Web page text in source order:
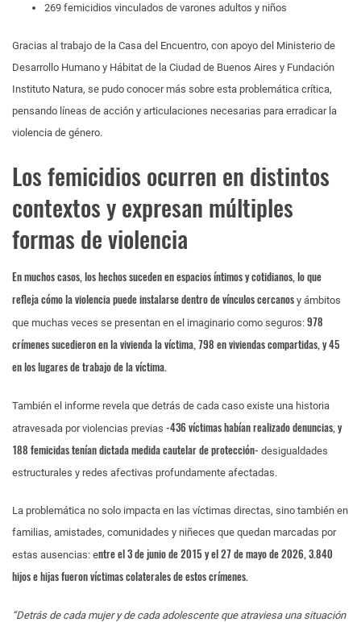
269 femicidios vinculados de varones adultos y niños
Gracias al trabajo de la Casa del Encuentro, con apoyo del Ministerio de
Desarrollo Humano y Hábitat de la Ciudad de Buenos Aires y Fundación
Instituto Natura, se pudo conocer más sobre esta problemática crítica,
pensando líneas de acción y articulaciones necesarias para erradicar la
violencia de género.
Los femicidios ocurren en distintos
contextos y expresan múltiples
formas de violencia
En muchos casos, los hechos suceden en espacios íntimos y cotidianos, lo que
refleja cómo la violencia puede instalarse dentro de vínculos cercanos y ámbitos
que muchas veces se presentan en el imaginario como seguros: 978
crímenes sucedieron en la vivienda la víctima, 798 en viviendas compartidas, y 45
en los lugares de trabajo de la víctima.
También el informe revela que detrás de cada caso existe una historia
atravesada por violencias previas -436 víctimas habían realizado denuncias, y
188 femicidas tenían dictada medida cautelar de protección- desigualdades
estructurales y redes afectivas profundamente afectadas.
La problemática no solo impacta en las víctimas directas, sino también en
familias, amistades, comunidades y niñeces que quedan marcadas por
estas ausencias: entre el 3 de junio de 2015 y el 27 de mayo de 2026, 3.840
hijos e hijas fueron víctimas colaterales de estos crímenes.
“Detrás de cada mujer y de cada adolescente que atraviesa una situación